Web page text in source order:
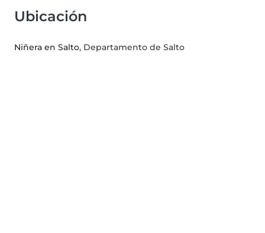
Ubicación
Niñera en Salto, Departamento de Salto